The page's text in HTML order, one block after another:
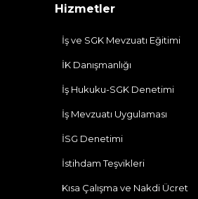
Hizmetler
İş ve SGK Mevzuatı Eğitimi
İK Danışmanlığı
İş Hukuku-SGK Denetimi
İş Mevzuatı Uygulaması
İSG Denetimi
İstihdam Teşvikleri
Kısa Çalışma ve Nakdi Ücret